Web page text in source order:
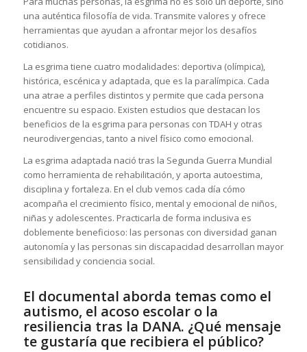
una auténtica filosofía de vida. Transmite valores y ofrece
herramientas que ayudan a afrontar mejor los desafíos
cotidianos.
La esgrima tiene cuatro modalidades: deportiva (olímpica),
histórica, escénica y adaptada, que es la paralímpica. Cada
una atrae a perfiles distintos y permite que cada persona
encuentre su espacio. Existen estudios que destacan los
beneficios de la esgrima para personas con TDAH y otras
neurodivergencias, tanto a nivel físico como emocional.
La esgrima adaptada nació tras la Segunda Guerra Mundial
como herramienta de rehabilitación, y aporta autoestima,
disciplina y fortaleza. En el club vemos cada día cómo
acompaña el crecimiento físico, mental y emocional de niños,
niñas y adolescentes. Practicarla de forma inclusiva es
doblemente beneficioso: las personas con diversidad ganan
autonomía y las personas sin discapacidad desarrollan mayor
sensibilidad y conciencia social.
El documental aborda temas como el
autismo, el acoso escolar o la
resiliencia tras la DANA. ¿Qué mensaje
te gustaría que recibiera el público?